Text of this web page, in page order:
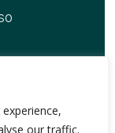
our traffic.